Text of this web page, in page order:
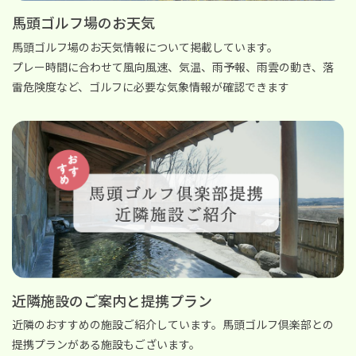
馬頭ゴルフ場のお天気
馬頭ゴルフ場のお天気情報について掲載しています。
プレー時間に合わせて風向風速、気温、雨予報、雨雲の動き、落
雷危険度など、ゴルフに必要な気象情報が確認できます
近隣施設のご案内と提携プラン
近隣のおすすめの施設ご紹介しています。馬頭ゴルフ倶楽部との
提携プランがある施設もございます。